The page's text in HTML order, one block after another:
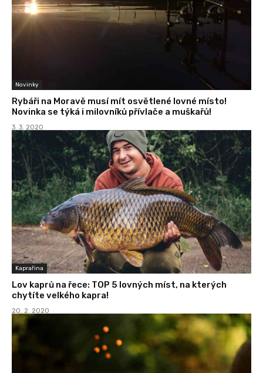
Novinky
Rybáři na Moravě musí mít osvětlené lovné místo!
Novinka se týká i milovníků přívlače a muškařů!
3. 3. 2020
Kaprařina
Lov kaprů na řece: TOP 5 lovných míst, na kterých
chytíte velkého kapra!
20. 2. 2020